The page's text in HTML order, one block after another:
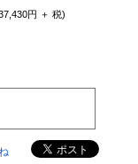
円 ＋ 税)